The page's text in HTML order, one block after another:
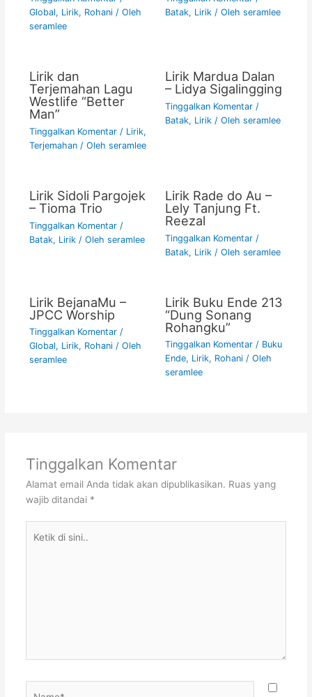
Global, Lirik, Rohani/ Oleh
seramlee
Batak, Lirik/ Oleh seramlee
Lirik dan
Terjemahan Lagu
Westlife “Better
Man”
Tinggalkan Komentar / Lirik,
Terjemahan/ Oleh seramlee
Lirik Mardua Dalan
– Lidya Sigalingging
Tinggalkan Komentar /
Batak, Lirik/ Oleh seramlee
Lirik Sidoli Pargojek
– Tioma Trio
Tinggalkan Komentar /
Batak, Lirik/ Oleh seramlee
Lirik Rade do Au –
Lely Tanjung Ft.
Reezal
Tinggalkan Komentar /
Batak, Lirik/ Oleh seramlee
Lirik BejanaMu –
JPCC Worship
Tinggalkan Komentar /
Global, Lirik, Rohani/ Oleh
seramlee
Lirik Buku Ende 213
“Dung Sonang
Rohangku”
Tinggalkan Komentar / Buku
Ende, Lirik, Rohani/ Oleh
seramlee
Tinggalkan Komentar
Alamat email Anda tidak akan dipublikasikan. Ruas yang
wajib ditandai *